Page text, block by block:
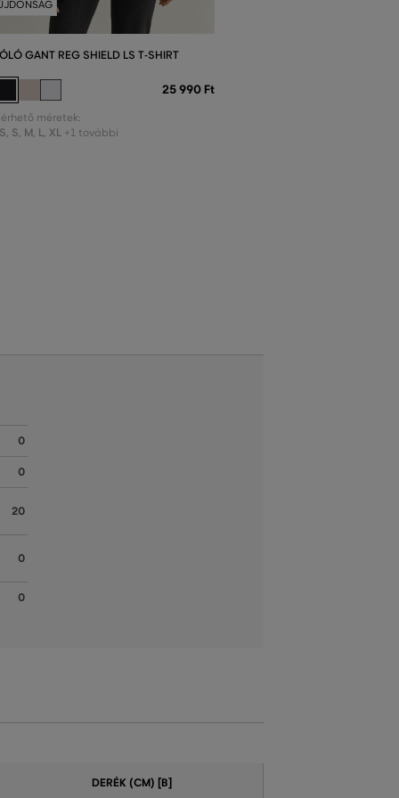
GANT REG SHIELD LS T-SHIRT
25 990 Ft
méretek:
, S, M, L, XL +1 további
0
0
20
0
0
DERÉK (CM) [B]